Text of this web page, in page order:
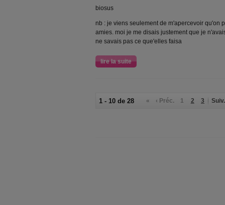
biosus
nb : je viens seulement de m'apercevoir qu'on
amies. moi je me disais justement que je
ne savais pas ce que'elles faisa
lire la suite
1 - 10 de 28 « ‹ Préc. 1 2 3 Suiv.